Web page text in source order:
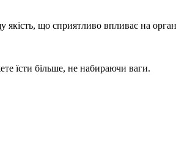
що сприятливо впливає на
їсти більше, не набираючи ваги.